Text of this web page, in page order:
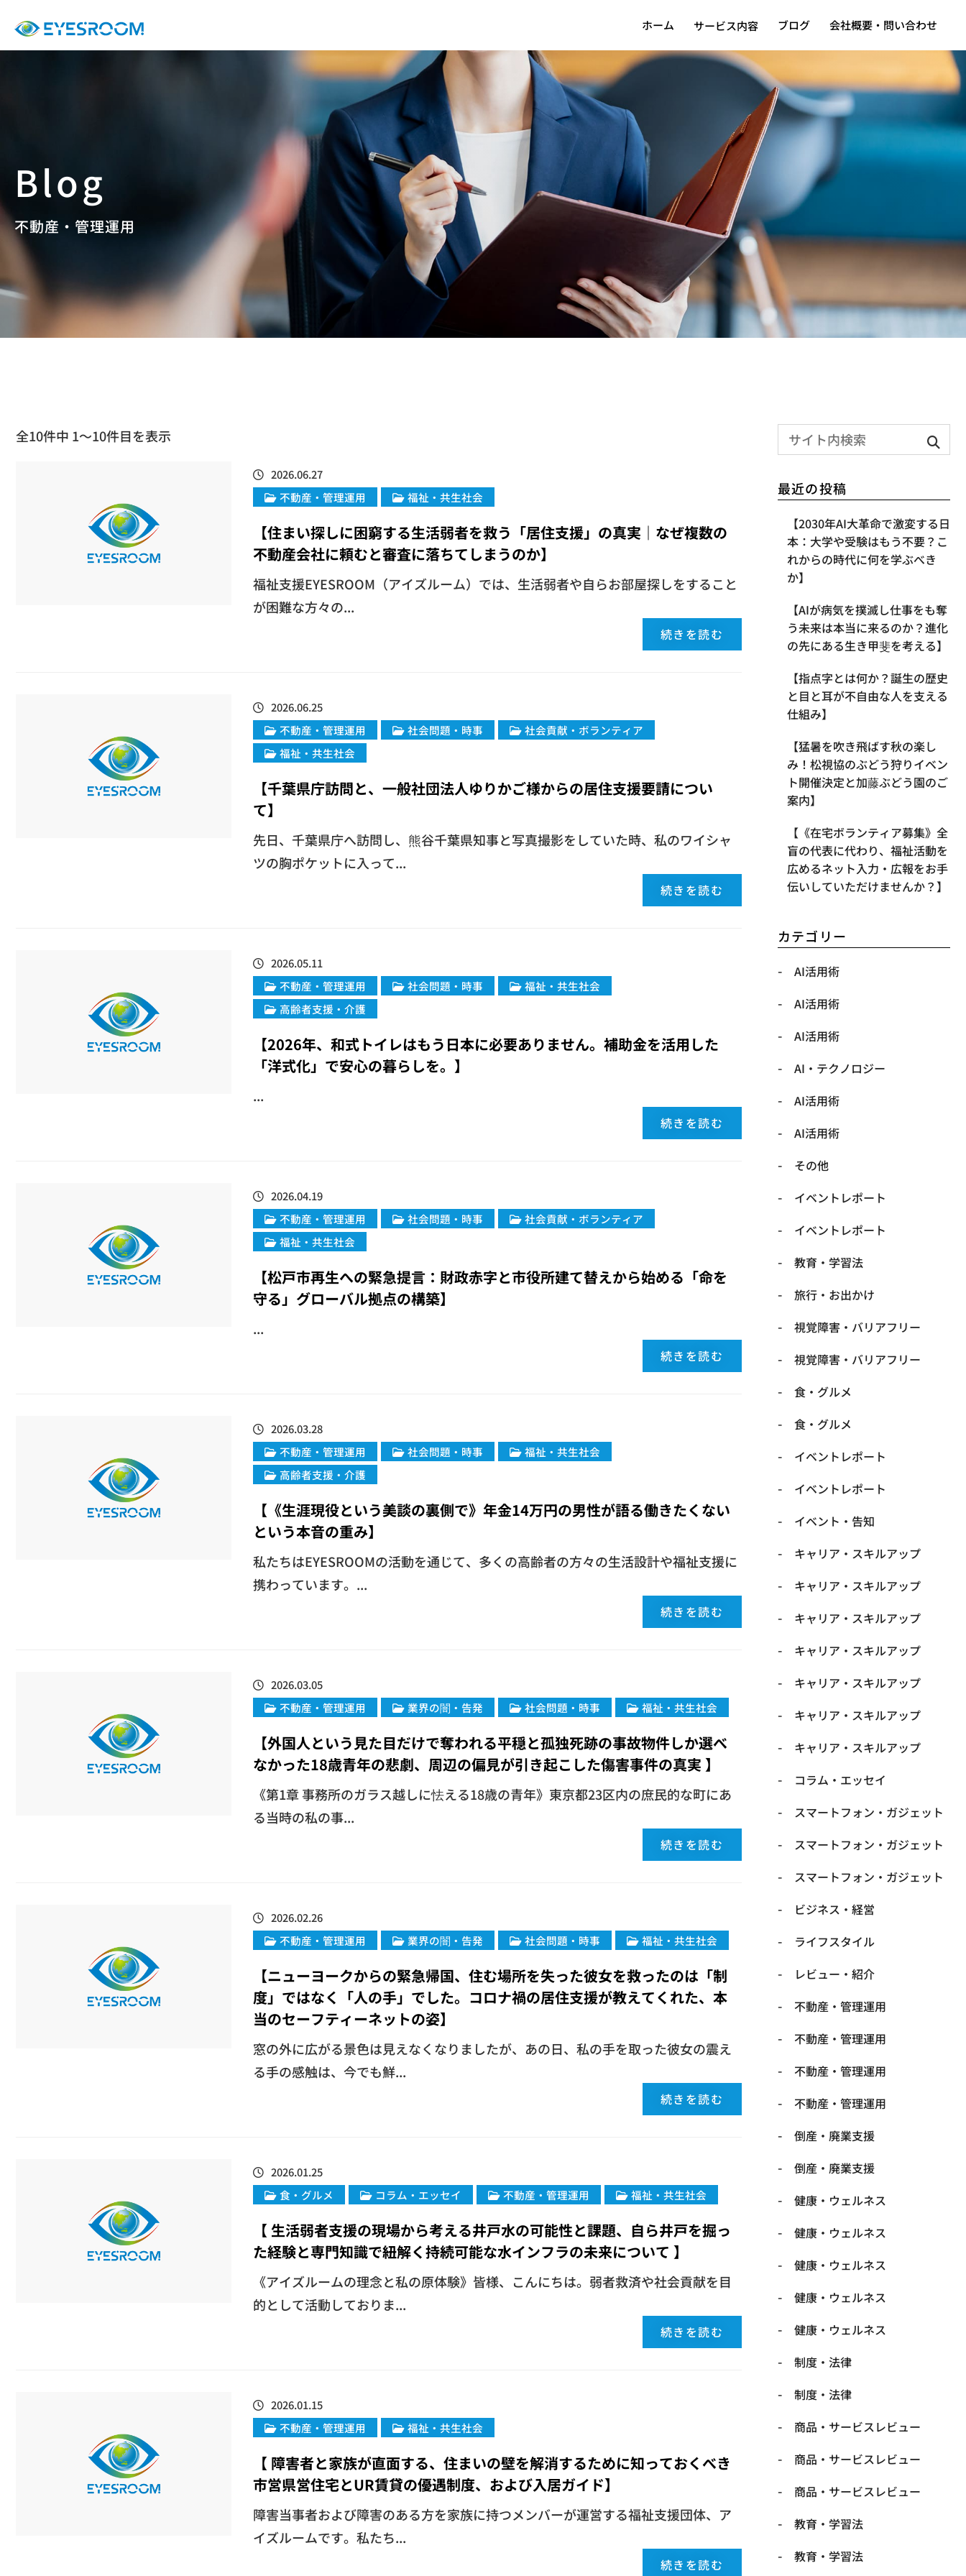
ホーム サービス内容 ブログ 会社概要・問い合わせ
不動産・管理運用
全10件中 1〜10件目を表示
2026.06.27
不動産・管理運用
福祉・共生社会
【住まい探しに困窮する生活弱者を救う「居住支援」の真実｜なぜ複数の
不動産会社に頼むと審査に落ちてしまうのか】
​福祉支援EYESROOM（アイズルーム）では、生活弱者や自らお部屋探しをすること
が困難な方々の...
続きを読む
2026.06.25
不動産・管理運用
社会問題・時事
社会貢献・ボランティア
福祉・共生社会
【千葉県庁訪問と、一般社団法人ゆりかご様からの居住支援要請につい
て】
先日、千葉県庁へ訪問し、熊谷千葉県知事と写真撮影をしていた時、私のワイシャ
ツの胸ポケットに入って...
続きを読む
2026.05.11
不動産・管理運用
社会問題・時事
福祉・共生社会
高齢者支援・介護
【2026年、和式トイレはもう日本に必要ありません。補助金を活用した
「洋式化」で安心の暮らしを。】
...
続きを読む
2026.04.19
不動産・管理運用
社会問題・時事
社会貢献・ボランティア
福祉・共生社会
【松戸市再生への緊急提言：財政赤字と市役所建て替えから始める「命を
守る」グローバル拠点の構築】
...
続きを読む
2026.03.28
不動産・管理運用
社会問題・時事
福祉・共生社会
高齢者支援・介護
【《生涯現役という美談の裏側で》年金14万円の男性が語る働きたくない
という本音の重み】
私たちはEYESROOMの活動を通じて、多くの高齢者の方々の生活設計や福祉支援に
携わっています。...
続きを読む
2026.03.05
不動産・管理運用
業界の闇・告発 社会問題・時事 福祉・共生社会
【外国人という見た目だけで奪われる平穏と孤独死跡の事故物件しか選べ
なかった18歳青年の悲劇、周辺の偏見が引き起こした傷害事件の真実 】
​《第1章 事務所のガラス越しに怯える18歳の青年》東京都23区内の庶民的な町にあ
る当時の私の事...
続きを読む
2026.02.26
不動産・管理運用
業界の闇・告発 社会問題・時事 福祉・共生社会
【ニューヨークからの緊急帰国、住む場所を失った彼女を救ったのは「制
度」ではなく「人の手」でした。コロナ禍の居住支援が教えてくれた、本
当のセーフティーネットの姿】
窓の外に広がる景色は見えなくなりましたが、あの日、私の手を取った彼女の震え
る手の感触は、今でも鮮...
続きを読む
2026.01.25
​食・グルメ
コラム・エッセイ 不動産・管理運用 福祉・共生社会
【 生活弱者支援の現場から考える井戸水の可能性と課題、自ら井戸を掘っ
た経験と専門知識で紐解く持続可能な水インフラの未来について ​】
《アイズルームの理念と私の原体験》皆様、こんにちは。弱者救済や社会貢献を目
的として活動しておりま...
続きを読む
2026.01.15
不動産・管理運用
福祉・共生社会
【 障害者と家族が直面する、住まいの壁を解消するために知っておくべき
市営県営住宅とUR賃貸の優遇制度、および入居ガイド】
障害当事者および障害のある方を家族に持つメンバーが運営する福祉支援団体、ア
イズルームです。私たち...
続きを読む
最近の投稿
【2030年AI大革命で激変する日
本：大学や受験はもう不要？こ
れからの時代に何を学ぶべき
か】
【AIが病気を撲滅し仕事をも奪
う未来は本当に来るのか？進化
の先にある生き甲斐を考える】
【指点字とは何か？誕生の歴史
と目と耳が不自由な人を支える
仕組み】
【​猛暑を吹き飛ばす秋の楽し
み！松視協のぶどう狩りイベン
ト開催決定と加藤ぶどう園のご
案内】
【《在宅ボランティア募集》全
盲の代表に代わり、福祉活動を
広めるネット入力・広報をお手
伝いしていただけませんか？】
カテゴリー
AI活用術
AI活用術
AI活用術
​AI・テクノロジー
​AI活用術
​AI活用術
​その他
​イベントレポート
​イベントレポート
​教育・学習法
​旅行・お出かけ
​視覚障害・バリアフリー
​視覚障害・バリアフリー
​食・グルメ
​食・グルメ
イベントレポート
イベントレポート
イベント・告知
キャリア・スキルアップ
キャリア・スキルアップ
キャリア・スキルアップ
キャリア・スキルアップ
キャリア・スキルアップ
キャリア・スキルアップ
キャリア・スキルアップ
コラム・エッセイ
スマートフォン・ガジェット
スマートフォン・ガジェット
スマートフォン・ガジェット
ビジネス・経営
ライフスタイル
レビュー・紹介
不動産・管理運用
不動産・管理運用
不動産・管理運用
不動産・管理運用
倒産・廃業支援
倒産・廃業支援
健康・ウェルネス
健康・ウェルネス
健康・ウェルネス
健康・ウェルネス
健康・ウェルネス
制度・法律
制度・法律
商品・サービスレビュー
商品・サービスレビュー
商品・サービスレビュー
教育・学習法
教育・学習法